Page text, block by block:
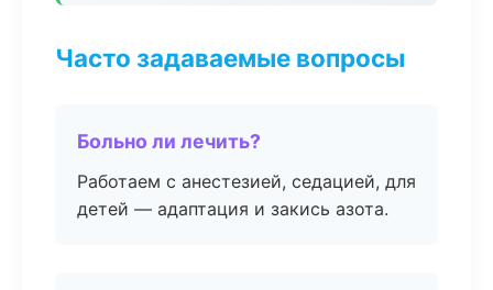
Часто задаваемые вопросы
Больно ли лечить?
Работаем с анестезией, седацией, для
детей — адаптация и закись азота.